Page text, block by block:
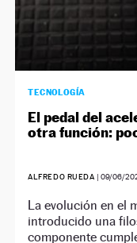
TECNOLOGÍA
El pedal del
otra función:
ALFREDO RUEDA | 09/06/
La evolución en el
introducido una
componente